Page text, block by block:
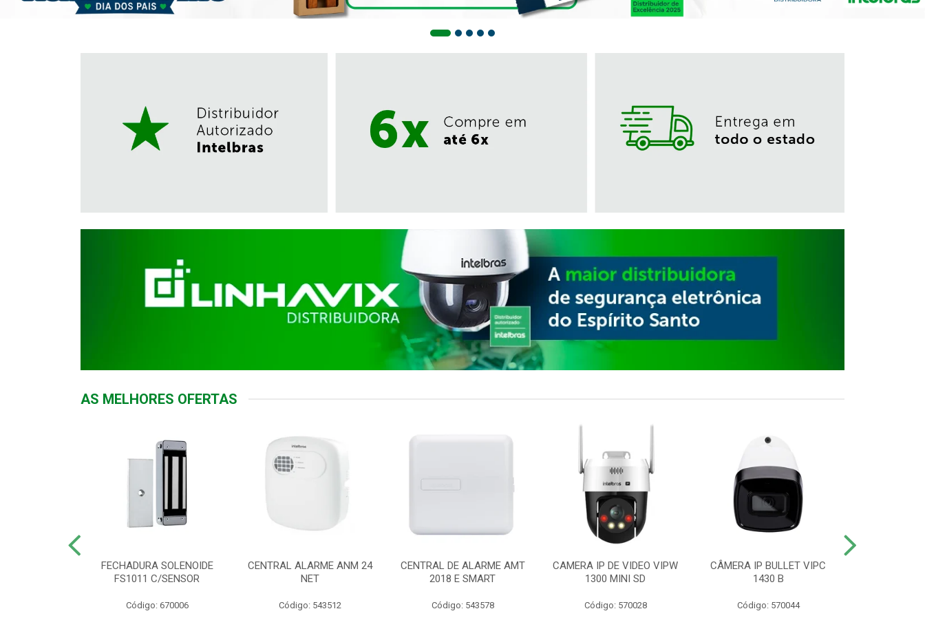
AS MELHORES OFERTAS
FECHADURA SOLENOIDE
FS1011 C/SENSOR
Código: 670006
CENTRAL ALARME ANM 24
NET
Código: 543512
CENTRAL DE ALARME AMT
2018 E SMART
Código: 543578
CAMERA IP DE VIDEO VIPW
1300 MINI SD
Código: 570028
CÂMERA IP BULLET VIPC
1430 B
Código: 570044